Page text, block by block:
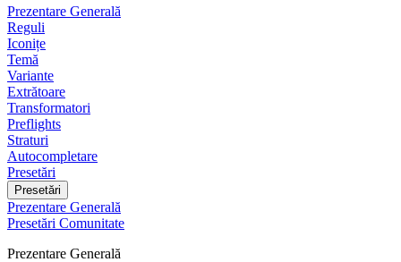
Prezentare Generală
Reguli
Iconițe
Temă
Variante
Extrătoare
Transformatori
Preflights
Straturi
Autocompletare
Presetări
Presetări
Prezentare Generală
Presetări Comunitate
Prezentare Generală